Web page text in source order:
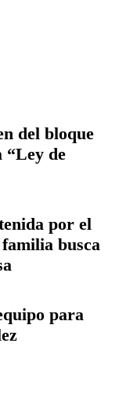
del bloque
“Ley de
por el
busca
para